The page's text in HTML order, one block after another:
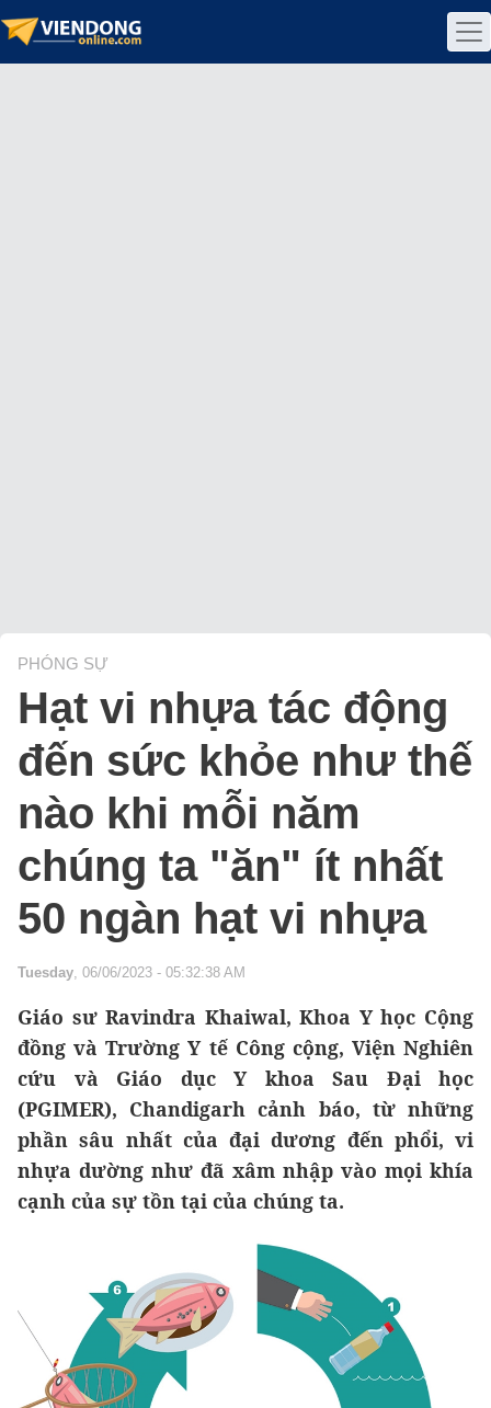
PHÓNG SỰ
Hạt vi nhựa tác động
đến sức khỏe như thế
nào khi mỗi năm
chúng ta "ăn" ít nhất
50 ngàn hạt vi nhựa
Tuesday, 06/06/2023 - 05:32:38 AM
Giáo sư Ravindra Khaiwal, Khoa Y học Cộng
đồng và Trường Y tế Công cộng, Viện Nghiên
cứu và Giáo dục Y khoa Sau Đại học
(PGIMER), Chandigarh cảnh báo, từ những
phần sâu nhất của đại dương đến phổi, vi
nhựa dường như đã xâm nhập vào mọi khía
cạnh của sự tồn tại của chúng ta.